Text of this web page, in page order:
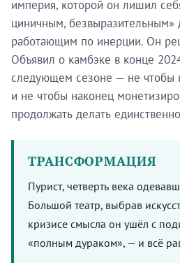
империя, которой он лишил
циничным, безвыразительным»
работающим по инерции. Он
Объявил о камбэке в конце
следующем сезоне — не чтобы
и не чтобы наконец
продолжать делать
ТРАНСФОРМАЦИЯ
Пурист, четверть века
Большой театр, выбрав
кризисе смысла он ушёл с
«полным дураком», — и всё